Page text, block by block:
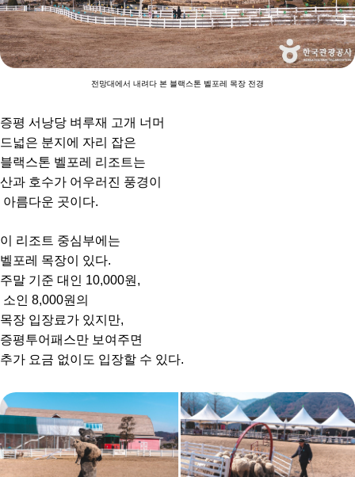
전망대에서 내려다 본 블랙스톤 벨포레 목장 전경
증평 서낭당 벼루재 고개 너머
드넓은 분지에 자리 잡은
블랙스톤 벨포레 리조트는
산과 호수가 어우러진 풍경이
아름다운 곳이다.
이 리조트 중심부에는
벨포레 목장이 있다.
주말 기준 대인 10,000원,
소인 8,000원의
목장 입장료가 있지만,
증평투어패스만 보여주면
추가 요금 없이도 입장할 수 있다.